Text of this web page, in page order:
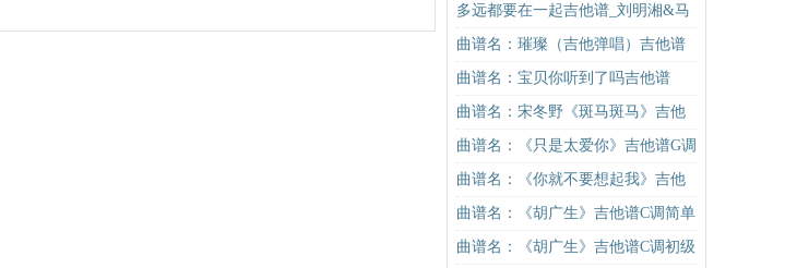
进阶版（酷音小伟吉他弹唱教学）
吉他谱
多远都要在一起吉他谱_刘明湘&马
叔叔_图片谱标准版
曲谱名：璀璨（吉他弹唱）吉他谱
曲谱名：宝贝你听到了吗吉他谱
曲谱名：宋冬野《斑马斑马》吉他
谱G调初级进阶版（酷音小伟吉他教
学）吉他谱
曲谱名：《只是太爱你》吉他谱G调
入门版 张敬轩 高音教编配吉他谱
曲谱名：《你就不要想起我》吉他
谱C调简单版吉他谱
曲谱名：《胡广生》吉他谱C调简单
版（酷音小伟吉他弹唱教学）吉他
曲谱名：《胡广生》吉他谱C调初级